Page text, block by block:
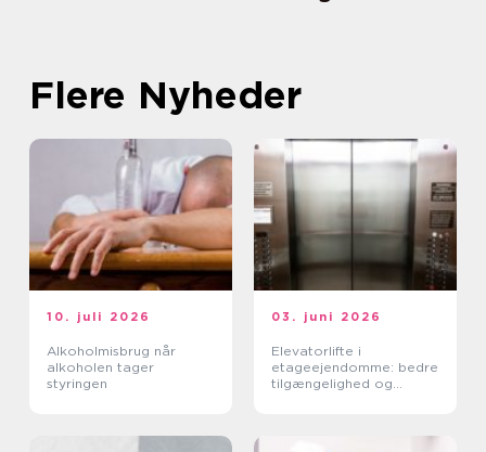
Flere Nyheder
10. juli 2026
Alkoholmisbrug når
alkoholen tager
styringen
03. juni 2026
Elevatorlifte i
etageejendomme: bedre
tilgængelighed og